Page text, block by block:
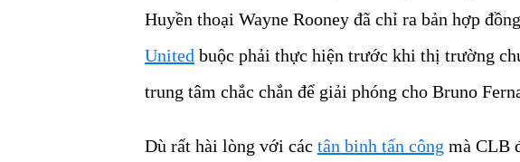
Huyền thoại Wayne Rooney đã chỉ ra bản hợp
United buộc phải thực hiện trước khi thị trường
trung tâm chắc chắn để giải phóng cho Bruno
Dù rất hài lòng với các tân binh tấn công mà CLB